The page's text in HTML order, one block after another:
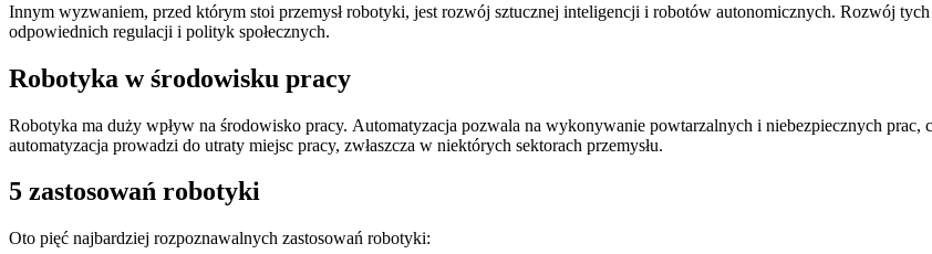
Innym wyzwaniem, przed którym stoi przemysł robotyki, jest rozwój sztucznej inteligencji i robotów autonomicznych. Rozwój
odpowiednich regulacji i polityk społecznych.
Robotyka w środowisku pracy
Robotyka ma duży wpływ na środowisko pracy. Automatyzacja pozwala na wykonywanie powtarzalnych i niebezpiecznych
automatyzacja prowadzi do utraty miejsc pracy, zwłaszcza w niektórych sektorach przemysłu.
5 zastosowań robotyki
Oto pięć najbardziej rozpoznawalnych zastosowań robotyki: